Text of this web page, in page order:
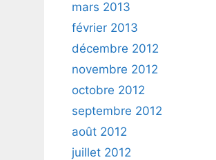
mars 2013
février 2013
décembre 2012
novembre 2012
octobre 2012
septembre 2012
août 2012
juillet 2012